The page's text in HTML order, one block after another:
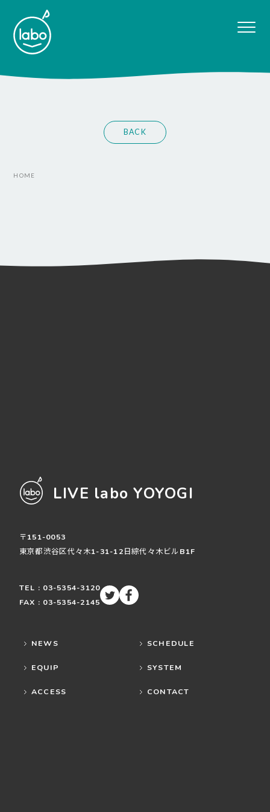
BACK
HOME
LIVE labo YOYOGI
〒151-0053
東京都渋谷区代々木1-31-12日綜代々木ビルB1F
TEL : 03-5354-3120
FAX : 03-5354-2145
NEWS SCHEDULE
EQUIP SYSTEM
ACCESS CONTACT